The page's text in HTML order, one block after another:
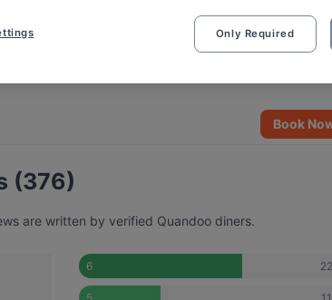
Book
(376)
are written by verified Quandoo diners.
6
Only Required